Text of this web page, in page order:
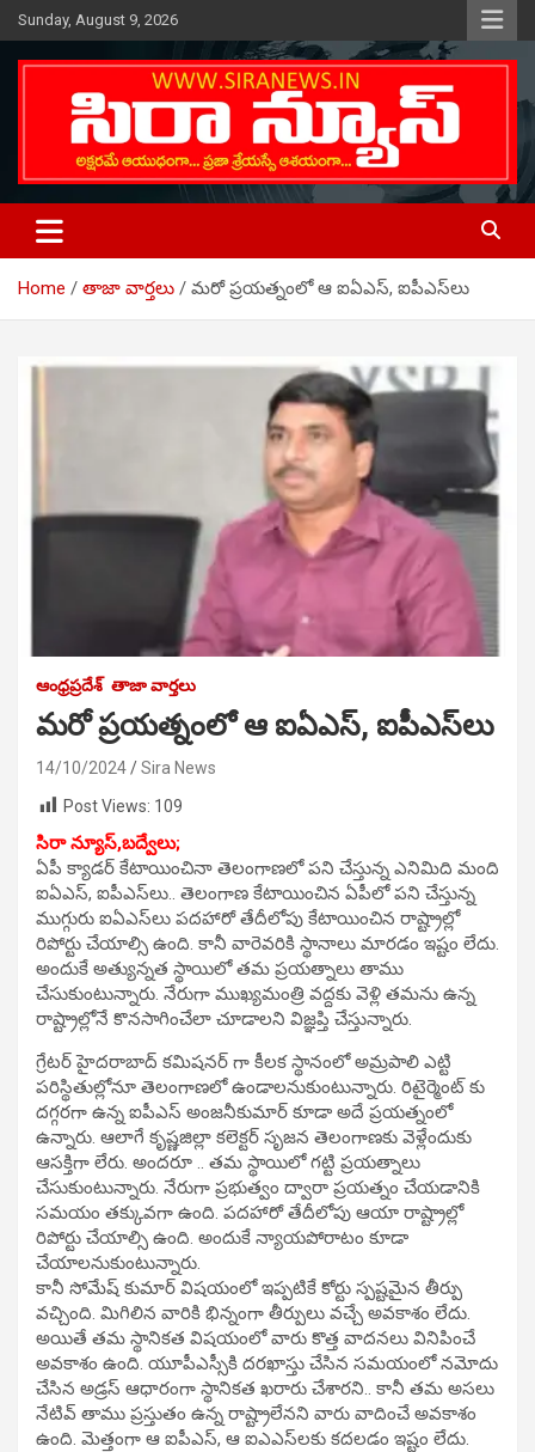
Skip
to
content
Sunday, August 9, 2026
SIRA NEWS
Telugu Online News Daily
Home తాజా వార్తలు మరో ప్రయత్నంలో ఆ ఐఏఎస్, ఐపీఎస్‌లు
ఆంధ్రప్రదేశ్ తాజా వార్తలు
మరో ప్రయత్నంలో ఆ ఐఏఎస్, ఐపీఎస్‌లు
14/10/2024
Sira News
Post Views: 109
సిరా న్యూస్,బద్వేలు;
ఏపీ క్యాడర్ కేటాయించినా తెలంగాణలో పని చేస్తున్న ఎనిమిది మంది
ఐఏఎస్, ఐపీఎస్‌లు.. తెలంగాణ కేటాయించిన ఏపీలో పని చేస్తున్న
ముగ్గురు ఐఏఎస్‌లు పదహారో తేదీలోపు కేటాయించిన రాష్ట్రాల్లో
రిపోర్టు చేయాల్సి ఉంది. కానీ వారెవరికి స్థానాలు మారడం ఇష్టం లేదు.
అందుకే అత్యున్నత స్థాయిలో తమ ప్రయత్నాలు తాము
చేసుకుంటున్నారు. నేరుగా ముఖ్యమంత్రి వద్దకు వెళ్లి తమను ఉన్న
రాష్ట్రాల్లోనే కొనసాగించేలా చూడాలని విజ్ఞప్తి చేస్తున్నారు.
గ్రేటర్ హైదరాబాద్ కమిషనర్ గా కీలక స్థానంలో అమ్రపాలి ఎట్టి
పరిస్థితుల్లోనూ తెలంగాణలో ఉండాలనుకుంటున్నారు. రిటైర్మెంట్ కు
దగ్గరగా ఉన్న ఐపీఎస్ అంజనీకుమార్ కూడా అదే ప్రయత్నంలో
ఉన్నారు. ఆలాగే కృష్ణజిల్లా కలెక్టర్ సృజన తెలంగాణకు వెళ్లేందుకు
ఆసక్తిగా లేరు. అందరూ .. తమ స్థాయిలో గట్టి ప్రయత్నాలు
చేసుకుంటున్నారు. నేరుగా ప్రభుత్వం ద్వారా ప్రయత్నం చేయడానికి
సమయం తక్కువగా ఉంది. పదహారో తేదీలోపు ఆయా రాష్ట్రాల్లో
రిపోర్టు చేయాల్సి ఉంది. అందుకే న్యాయపోరాటం కూడా
చేయాలనుకుంటున్నారు.
కానీ సోమేష్ కుమార్ విషయంలో ఇప్పటికే కోర్టు స్పష్టమైన తీర్పు
వచ్చింది. మిగిలిన వారికి భిన్నంగా తీర్పులు వచ్చే అవకాశం లేదు.
అయితే తమ స్థానికత విషయంలో వారు కొత్త వాదనలు వినిపించే
అవకాశం ఉంది. యూపీఎస్సీకి దరఖాస్తు చేసిన సమయంలో నమోదు
చేసిన అడ్రస్ ఆధారంగా స్థానికత ఖరారు చేశారని.. కానీ తమ అసలు
నేటివ్ తాము ప్రస్తుతం ఉన్న రాష్ట్రాలేనని వారు వాదించే అవకాశం
ఉంది. మెత్తంగా ఆ ఐపీఎస్, ఆ ఐఎఎస్‌లకు కదలడం ఇష్టం లేదు.